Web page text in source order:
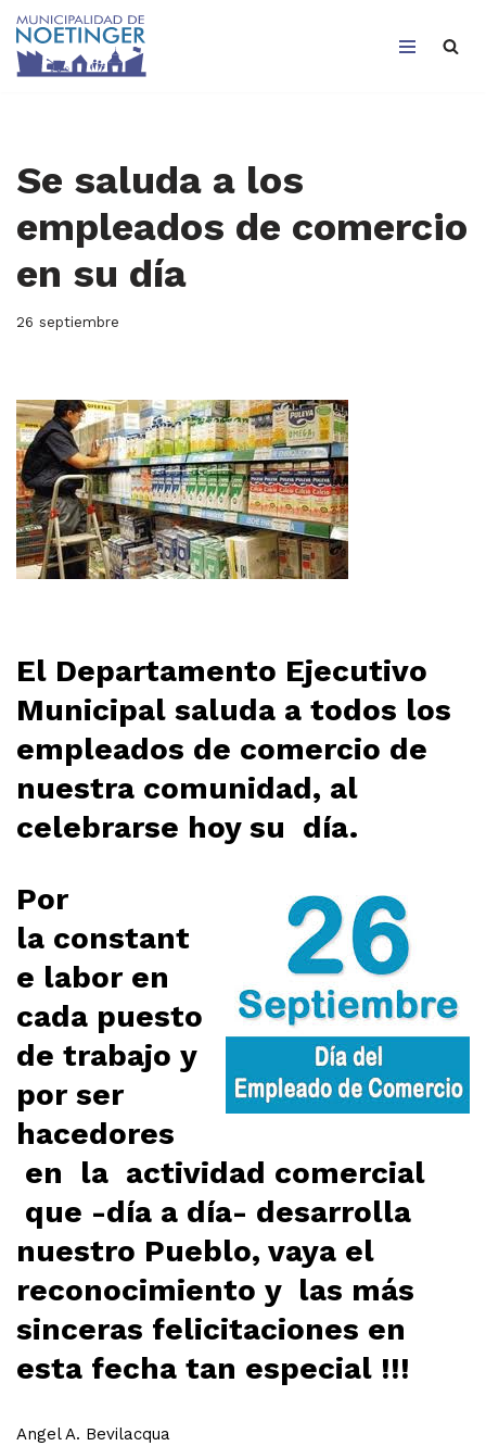
Saltar
Se saluda a los
empleados de comercio
en su día
26 septiembre
El Departamento Ejecutivo
Municipal saluda a todos los
empleados de comercio de
nuestra comunidad, al
celebrarse hoy su día.
Por
la constant
e labor en
cada puesto
de trabajo y
por ser
hacedores
en la actividad comercial
que -día a día- desarrolla
nuestro Pueblo, vaya el
reconocimiento y las más
sinceras felicitaciones en
esta fecha tan especial !!!
Angel A. Bevilacqua